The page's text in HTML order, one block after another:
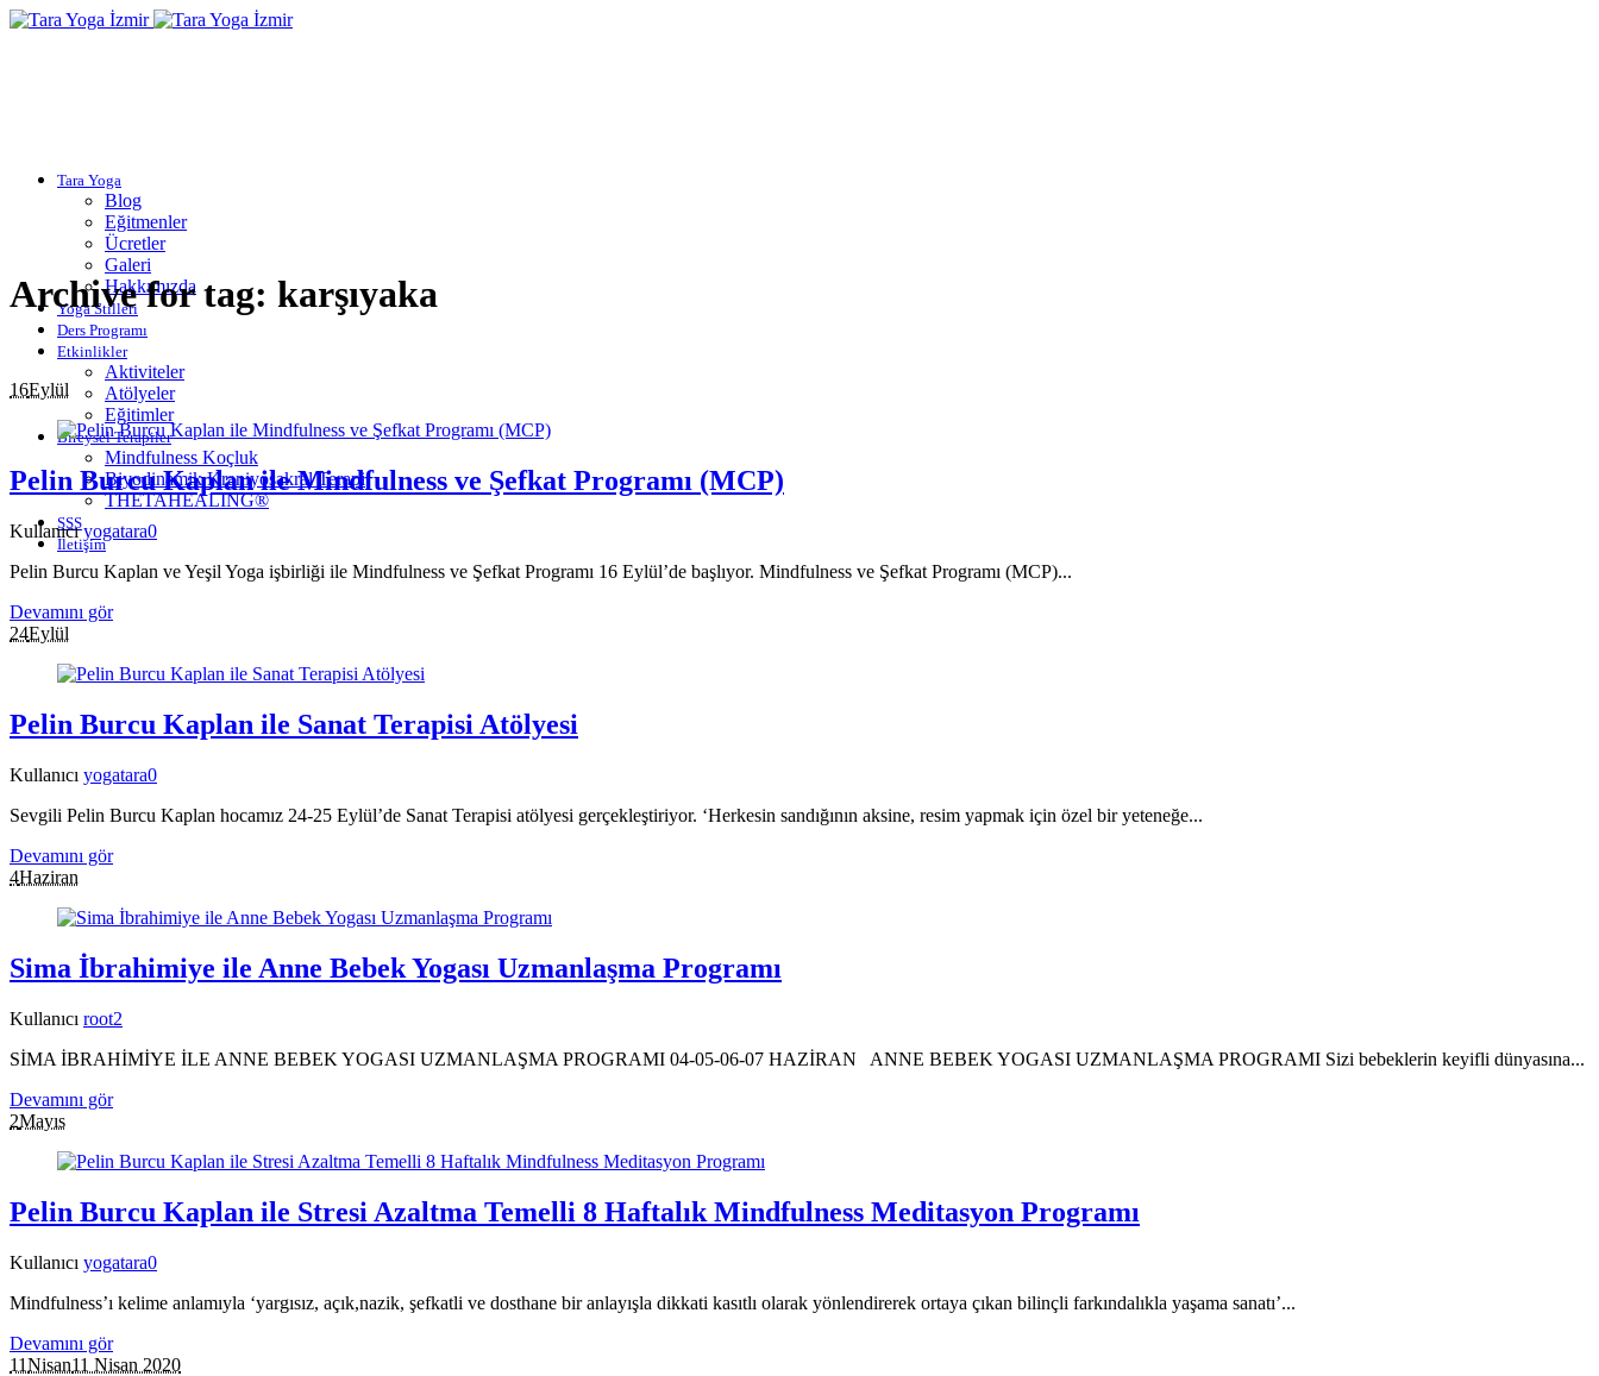
Tara Yoga
Blog
Eğitmenler
Ücretler
Galeri
Hakkımızda
Yoga Stilleri
Ders Programı
Etkinlikler
Aktiviteler
Atölyeler
Eğitimler
Bireysel Terapiler
Mindfulness Koçluk
Biyodinamik Kraniyosakral Terapi
THETAHEALING®
SSS
İletişim
Archive for tag: karşıyaka
16Eylül
Pelin Burcu Kaplan ile Mindfulness ve Şefkat Programı (MCP)
Kullanıcıyogatara0
Pelin Burcu Kaplan ve Yeşil Yoga işbirliği ile Mindfulness ve Şefkat Programı 16 Eylül’de başlıyor. Mindfulness ve Şefkat Programı (MCP)...
Devamını gör
24Eylül
Pelin Burcu Kaplan ile Sanat Terapisi Atölyesi
Kullanıcı yogatara0
Sevgili Pelin Burcu Kaplan hocamız 24-25 Eylül’de Sanat Terapisi atölyesi gerçekleştiriyor. ‘Herkesin sandığının aksine, resim yapmak için özel bir yeteneğe...
Devamını gör
4Haziran
Sima İbrahimiye ile Anne Bebek Yogası Uzmanlaşma Programı
Kullanıcı root2
SİMA İBRAHİMİYE İLE ANNE BEBEK YOGASI UZMANLAŞMA PROGRAMI 04-05-06-07 HAZİRAN ANNE BEBEK YOGASI UZMANLAŞMA PROGRAMI Sizi bebeklerin keyifli dünyasına...
Devamını gör
2Mayıs
Pelin Burcu Kaplan ile Stresi Azaltma Temelli 8 Haftalık Mindfulness Meditasyon Programı
Kullanıcı yogatara0
Mindfulness’ı kelime anlamıyla ‘yargısız, açık,nazik, şefkatli ve dosthane bir anlayışla dikkati kasıtlı olarak yönlendirerek ortaya çıkan bilinçli farkındalıkla yaşama sanatı’...
Devamını gör
11Nisan11 Nisan 2020